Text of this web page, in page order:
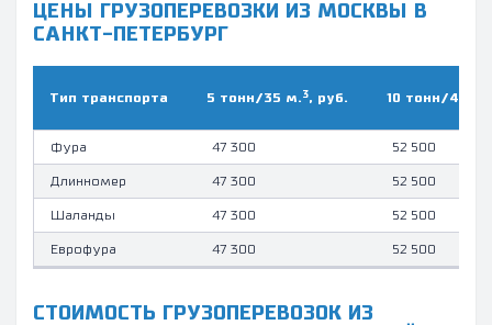
ЦЕНЫ ГРУЗОПЕРЕВОЗКИ ИЗ МОСКВЫ В
САНКТ-ПЕТЕРБУРГ
Тип транcпорта 5 тонн/35 м. 3, руб. 10 тонн/45 м.
Фура 47 300 52 500
Длинномер 47 300 52 500
Шаланды 47 300 52 500
Еврофура 47 300 52 500
СТОИМОСТЬ ГРУЗОПЕРЕВОЗОК ИЗ